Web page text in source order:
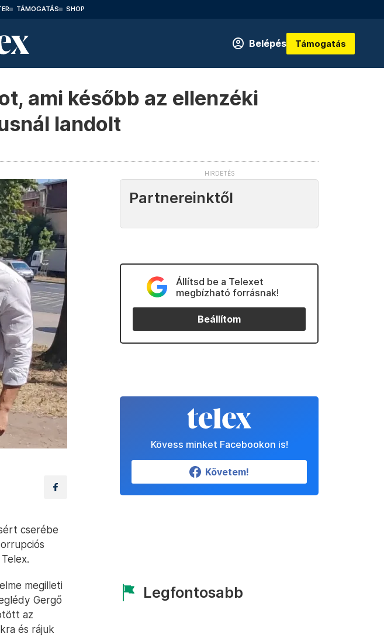
TÁMOGATÁS SHOP
Belépés Támogatás
ami később az ellenzéki
landolt
cserébe
megilleti
Gergő
az
és rájuk
Partnereinktől
Állítsd be a Telexet
megbízható forrásnak!
Beállítom
Kövess minket Facebookon is!
Követem!
Legfontosabb